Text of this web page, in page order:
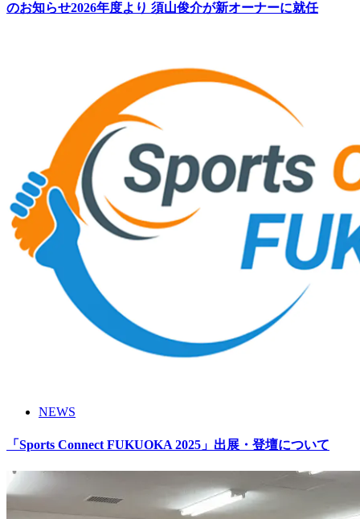
のお知らせ2026年度より 須山俊介が新オーナーに就任
NEWS
「Sports Connect FUKUOKA 2025」出展・登壇について